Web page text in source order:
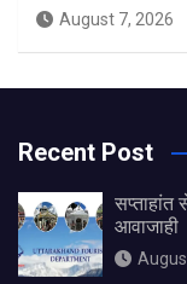
August 7, 2026
Recent Post
सप्ताहांत
आवाजाही